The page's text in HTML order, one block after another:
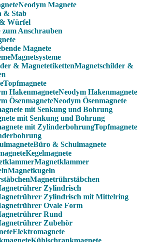
Neodym Magnete
& Stab
Würfel
zum Anschrauben
Magnete
Magnetsysteme
Magnetschilder &
Topfmagnete
Neodym Hakenmagnete
Neodym Ösenmagnete
mit Senkung und Bohrung
Topfmagnete
Büro & Schulmagnete
Kegelmagnete
Magnetklammer
Magnetkugeln
Magnetrührstäbchen
Zylindrisch
Zylindrisch mit Mittelring
Ovale Form
Rund
Zubehör
Elektromagnete
Kühlschrankmagnete